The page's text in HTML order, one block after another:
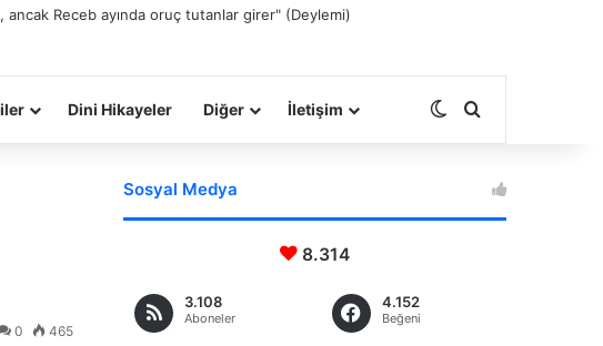
ancak Receb ayında oruç tutanlar girer" (Deylemi)
Dini Hikayeler Diğer İletişim Dış görünümü
0 465
Sosyal Medya
8.314
3.108
Aboneler
4.152
Beğeni